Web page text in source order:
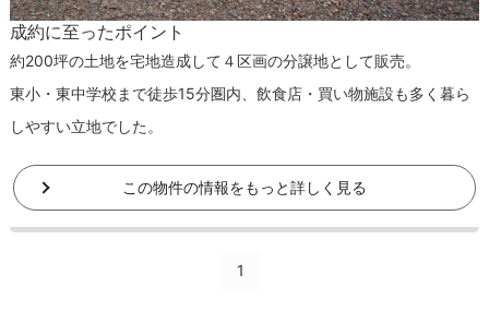
成約に至ったポイント
約200坪の土地を宅地造成して４区画の分譲地として販売。
東小・東中学校まで徒歩15分圏内、飲食店・買い物施設も多く暮ら
しやすい立地でした。
この物件の情報をもっと詳しく見る
1